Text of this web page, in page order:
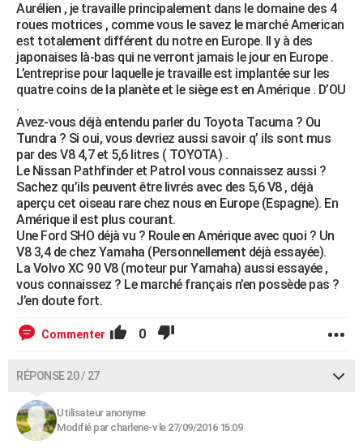
Aurélien , je travaille principalement dans le domaine des 4
roues motrices , comme vous le savez le marché American
est totalement différent du notre en Europe. Il y à des
japonaises là-bas qui ne verront jamais le jour en Europe .
L’entreprise pour laquelle je travaille est implantée sur les
quatre coins de la planète et le siège est en Amérique . D’OU
.
Avez-vous déjà entendu parler du Toyota Tacuma ? Ou
Tundra ? Si oui, vous devriez aussi savoir q’ ils sont mus
par des V8 4,7 et 5,6 litres ( TOYOTA) .
Le Nissan Pathfinder et Patrol vous connaissez aussi ?
Sachez qu’ils peuvent être livrés avec des 5,6 V8 , déjà
aperçu cet oiseau rare chez nous en Europe (Espagne). En
Amérique il est plus courant.
Une Ford SHO déjà vu ? Roule en Amérique avec quoi ? Un
V8 3,4 de chez Yamaha (Personnellement déjà essayée).
La Volvo XC 90 V8 (moteur pur Yamaha) aussi essayée ,
vous connaissez ? Le marché français n’en possède pas ?
J’en doute fort.
Commenter 0
RÉPONSE 20 / 27
Utilisateur anonyme
Modifié par charlene-v le 27/09/2016 15:09